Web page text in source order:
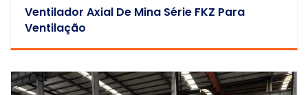
Ventilador Axial De Mina Série FKZ Para
Ventilação